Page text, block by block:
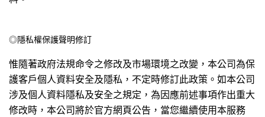
◎隱私權保護聲明修訂
惟隨著政府法規命令之修改及市場環境之改變，本公司為保
護客戶個人資料安全及隱私，不定時修訂此政策。如本公司
涉及個人資料隱私及安全之規定，為因應前述事項作出重大
修改時，本公司將於官方網頁公告，當您繼續使用本服務